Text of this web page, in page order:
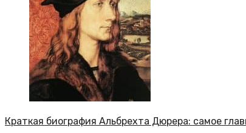
Краткая биография Альбрехта Дюрера: самое